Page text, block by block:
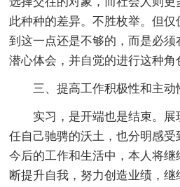
此种种的差异。不胜枚举。但
到这一点还是不够的，而是必
潜心体会，并自觉的进行这种角
三、提高工作积极性和主动
实习，是开端也是结束。展
任自己驰骋的沃土，也分明感
今后的工作和生活中，本人将
断提升自我，努力创造业绩，